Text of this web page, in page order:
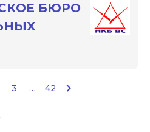
БЮРО
3 … 42
keyboard_arrow_right